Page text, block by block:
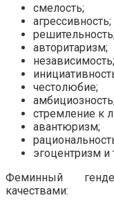
смелость;
агрессивность;
авторитаризм;
независимость;
честолюбие;
стремление к
авантюризм;
эгоцентризм и
Феминный
качествами: